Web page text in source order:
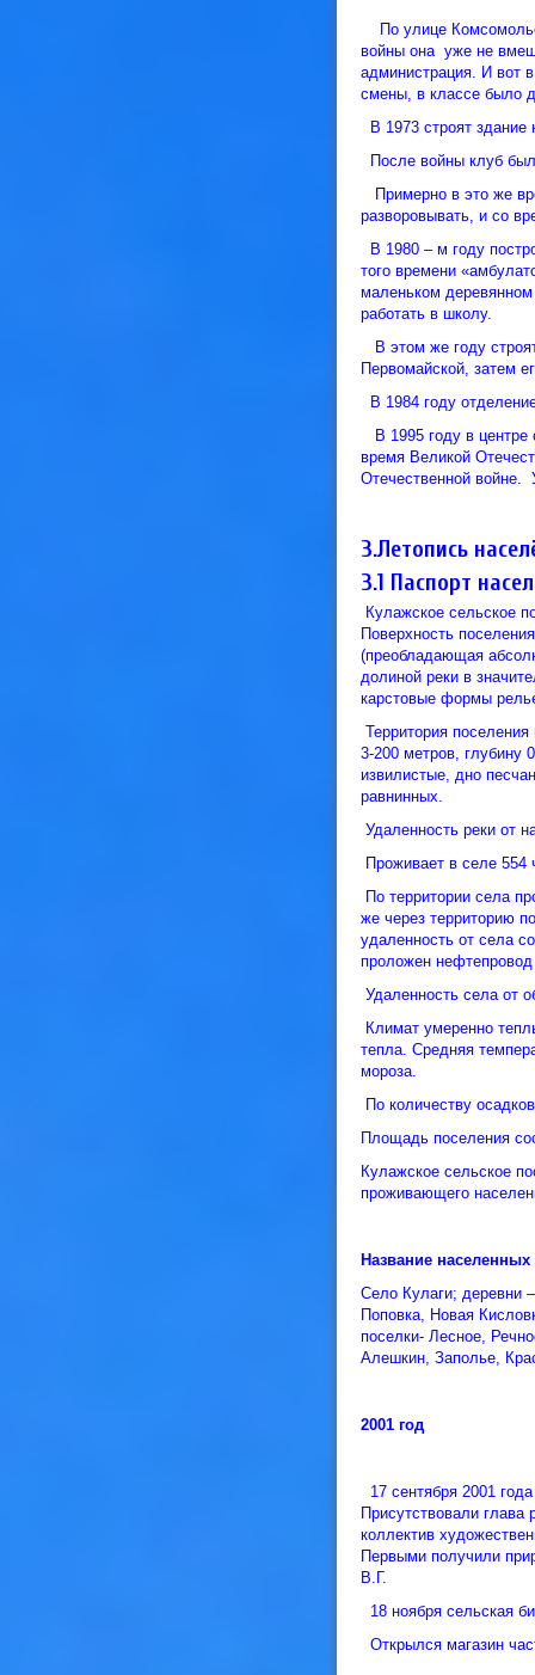
По улице
войны она уже не
администрация. И вот
смены, в классе
В 1973 строят здание
После войны клуб
Примерно в это же
разворовывать, и со
В 1980 – м году
того времени
маленьком
работать в школу.
В этом же году
Первомайской, затем
В 1984 году
В 1995 году в центре
время Великой
Отечественной
3.Летопись
3.1 Паспорт
Кулажское сельское
Поверхность
(преобладающая
долиной реки в
карстовые формы
Территория
3-200 метров, глубину
извилистые, дно
равнинных.
Удаленность реки от
Проживает в селе 554
По территории села
же через территорию
удаленность от села
проложен
Удаленность села от
Климат умеренно
тепла. Средняя
мороза.
По количеству
Площадь поселения
Кулажское сельское
проживающего
Название
Село Кулаги; деревни
Поповка, Новая
поселки- Лесное,
Алешкин, Заполье,
2001 год
17 сентября 2001
Присутствовали
коллектив
Первыми получили
В.Г.
18 ноября сельская
Открылся магазин